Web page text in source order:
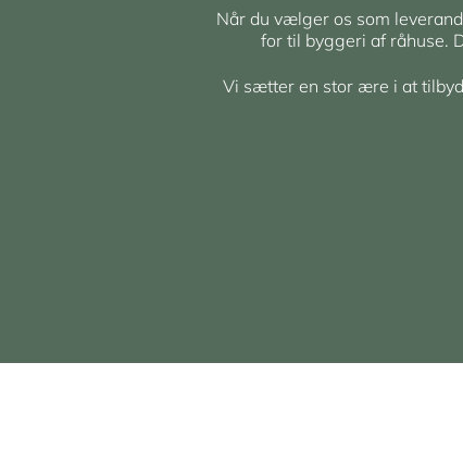
Når du vælger os som
for til byggeri af råhuse.
Vi sætter en stor ære i at